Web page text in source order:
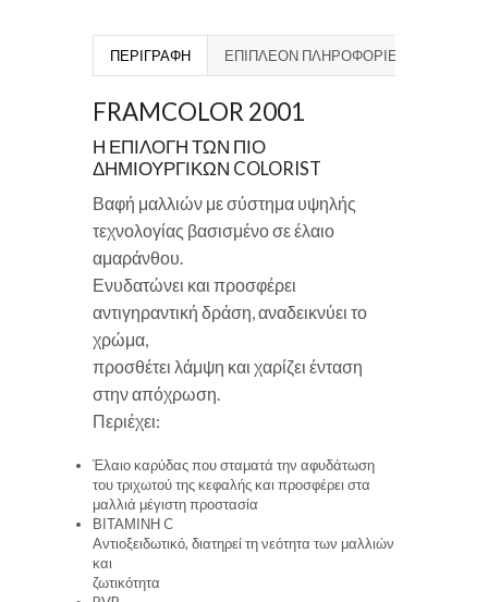
ΠΕΡΙΓΡΑΦΉ ΕΠΙΠΛΈΟΝ ΠΛΗΡΟΦΟΡΊΕΣ
FRAMCOLOR 2001
Η ΕΠΙΛΟΓΗ ΤΩΝ ΠΙΟ
ΔΗΜΙΟΥΡΓΙΚΩΝ COLORIST
Βαφή μαλλιών με σύστημα υψηλής
τεχνολογίας βασισμένο σε έλαιο
αμαράνθου.
Ενυδατώνει και προσφέρει
αντιγηραντική δράση, αναδεικνύει το
χρώμα,
προσθέτει λάμψη και χαρίζει ένταση
στην απόχρωση.
Περιέχει:
Έλαιο καρύδας που σταματά την αφυδάτωση
του τριχωτού της κεφαλής και προσφέρει στα
μαλλιά μέγιστη προστασία
ΒΙΤΑΜΙΝΗ C
Αντιοξειδωτικό, διατηρεί τη νεότητα των μαλλιών
και
ζωτικότητα